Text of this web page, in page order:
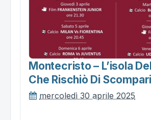
Montecristo – L’isola
Che Rischiò Di
mercoledì 30 aprile 2025